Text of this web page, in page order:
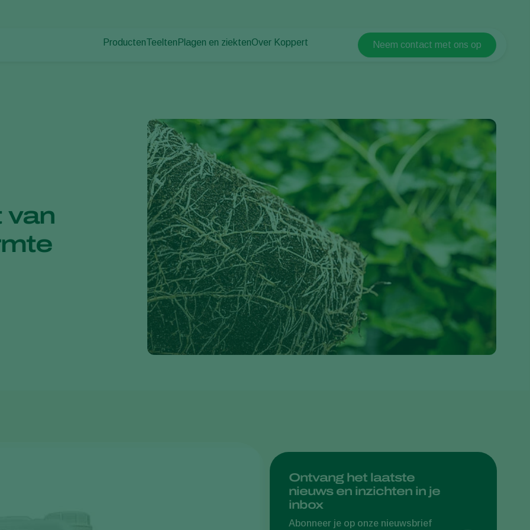
Producten
Uitzettechnieken
Monitoring & Scouting
Teelten
Akkerbouwgewassen
Plagen en ziektenOver Koppert
Contact
Koppert Global
Brasil
Canada (English)
Canada (French)
Ecuador
Finland (Finnish)
Finland (Swedish)
France
Germany
Greece
Hungary
India
Italy
Kenya
Poland
Portugal
Russia
Neem contact met ons op
van
Ontvang het laatste
nieuws en inzichten in je
inbox
Abonneer je op onze nieuwsbrief